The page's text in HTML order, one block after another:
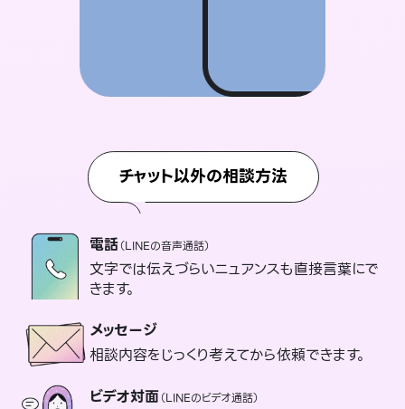
チャット以外の相談方法
電話（LINEの音声通話）
文字では伝えづらいニュアンスも直接言葉にで
きます。
メッセージ
相談内容をじっくり考えてから依頼できます。
ビデオ対面（LINEのビデオ通話）